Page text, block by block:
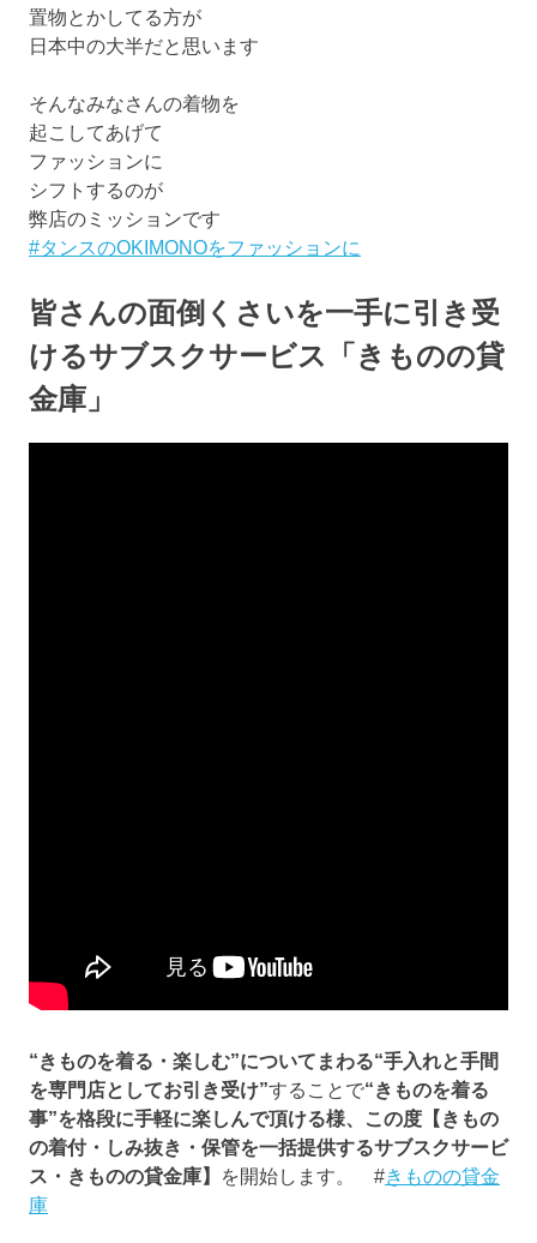
置物とかしてる方が
日本中の大半だと思います
そんなみなさんの着物を
起こしてあげて
ファッションに
シフトするのが
弊店のミッションです
#タンスのOKIMONOをファッションに
皆さんの面倒くさいを一手に引き受
けるサブスクサービス「きものの貸
金庫」
“きものを着る・楽しむ”についてまわる“手入れと手間
を専門店としてお引き受け”することで“きものを着る
事”を格段に手軽に楽しんで頂ける様、この度【きもの
の着付・しみ抜き・保管を一括提供するサブスクサービ
ス・きものの貸金庫】
を開始します。 #きものの貸金
庫